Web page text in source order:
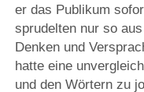
er das Publikum
sprudelten nur so
Denken und
hatte eine
und den Wörtern zu